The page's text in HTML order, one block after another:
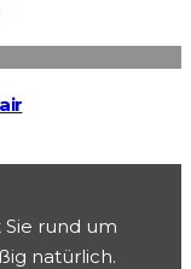
rund um
natürlich.